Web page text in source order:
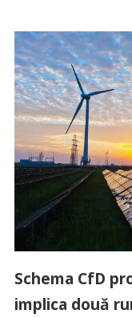
Schema CfD
implica două